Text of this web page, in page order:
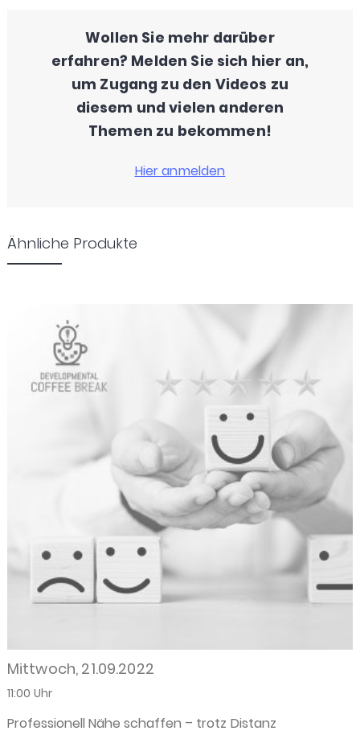
Wollen Sie mehr darüber
erfahren? Melden Sie sich hier an,
um Zugang zu den Videos zu
diesem und vielen anderen
Themen zu bekommen!
Ähnliche Produkte
Mittwoch, 21.09.2022
11:00 Uhr
Professionell Nähe schaffen – trotz Distanz